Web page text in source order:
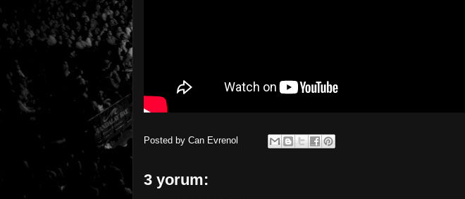
Posted by Can Evrenol
3 yorum: